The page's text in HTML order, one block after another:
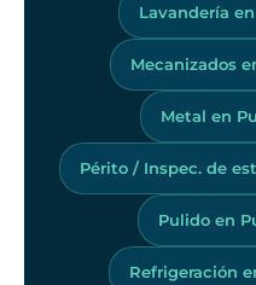
Lavandería
Mecanizados
Metal en
Périto / Inspec. de
Pulido en
Refrigeración